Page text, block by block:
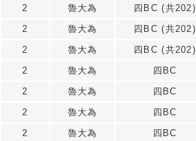
2 魯大為
四BC (共202)
2 魯大為
四BC (共202)
2 魯大為
四BC (共202)
2 魯大為
四BC
2 魯大為
四BC
2 魯大為
四BC
2 魯大為
四BC